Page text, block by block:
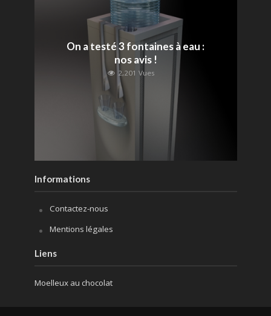
On a testé 3 fontaines à eau :
nos avis !
2,201 Vues
Informations
Contactez-nous
Mentions légales
Liens
Moelleux au chocolat